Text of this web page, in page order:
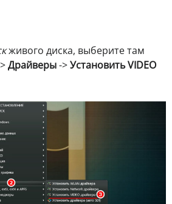
живого диска, выберите там
Драйверы->Установить VIDEO